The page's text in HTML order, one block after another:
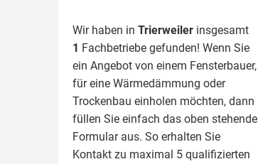
Wir haben in Trierweiler insgesamt
1 Fachbetriebe gefunden! Wenn Sie
ein Angebot von einem Fensterbauer,
für eine Wärmedämmung oder
Trockenbau einholen möchten, dann
füllen Sie einfach das oben stehende
Formular aus. So erhalten Sie
Kontakt zu maximal 5 qualifizierten